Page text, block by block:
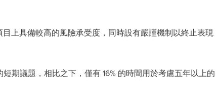
上具備較高的風險承受度，同時設有嚴謹機制以終止表現
期議題，相比之下，僅有 16% 的時間用於考慮五年以上的